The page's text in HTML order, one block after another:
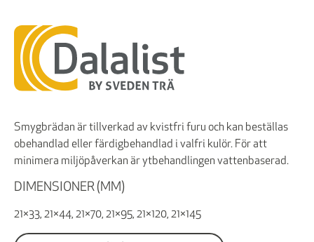
Smygbrädan är tillverkad av kvistfri furu och kan beställas
obehandlad eller färdigbehandlad i valfri kulör. För att
minimera miljöpåverkan är ytbehandlingen vattenbaserad.
DIMENSIONER (MM)
21×33, 21×44, 21×70, 21×95, 21×120, 21×145